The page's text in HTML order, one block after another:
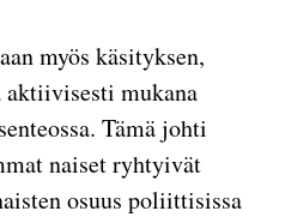
myös käsityksen,
mukana
Tämä johti
naiset ryhtyivät
osuus poliittisissa